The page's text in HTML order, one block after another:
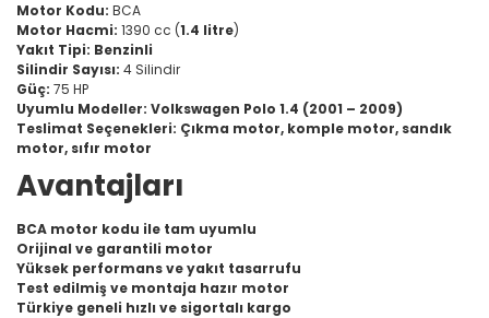
Motor Kodu: BCA
Motor Hacmi: 1390 cc (1.4 litre)
Yakıt Tipi: Benzinli
Silindir Sayısı: 4 Silindir
Güç: 75 HP
Uyumlu Modeller: Volkswagen Polo 1.4 (2001 – 2009)
Teslimat Seçenekleri: Çıkma motor, komple motor, sandık
motor, sıfır motor
Avantajları
BCA motor kodu ile tam uyumlu
Orijinal ve garantili motor
Yüksek performans ve yakıt tasarrufu
Test edilmiş ve montaja hazır motor
Türkiye geneli hızlı ve sigortalı kargo